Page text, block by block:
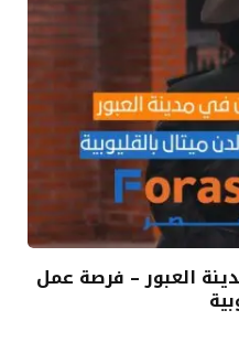
العبور – فرصة عمل